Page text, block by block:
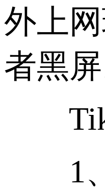
外上
者黑屏
1、